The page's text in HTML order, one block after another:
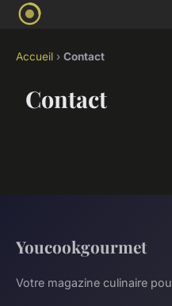
Accueil › Contact
Contact
Youcookgourmet
Votre magazine culinaire